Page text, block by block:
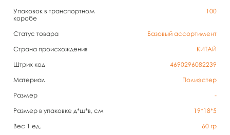
Упаковок в транспортном
коробе
100
Статус товара
Базовый ассортимент
Страна происхождения
КИТАЙ
Штрих код
4690296082239
Материал
Полиэстер
Размер
-
Размер в упаковке д*ш*в, см
19*18*5
Вес 1 ед.
60 гр